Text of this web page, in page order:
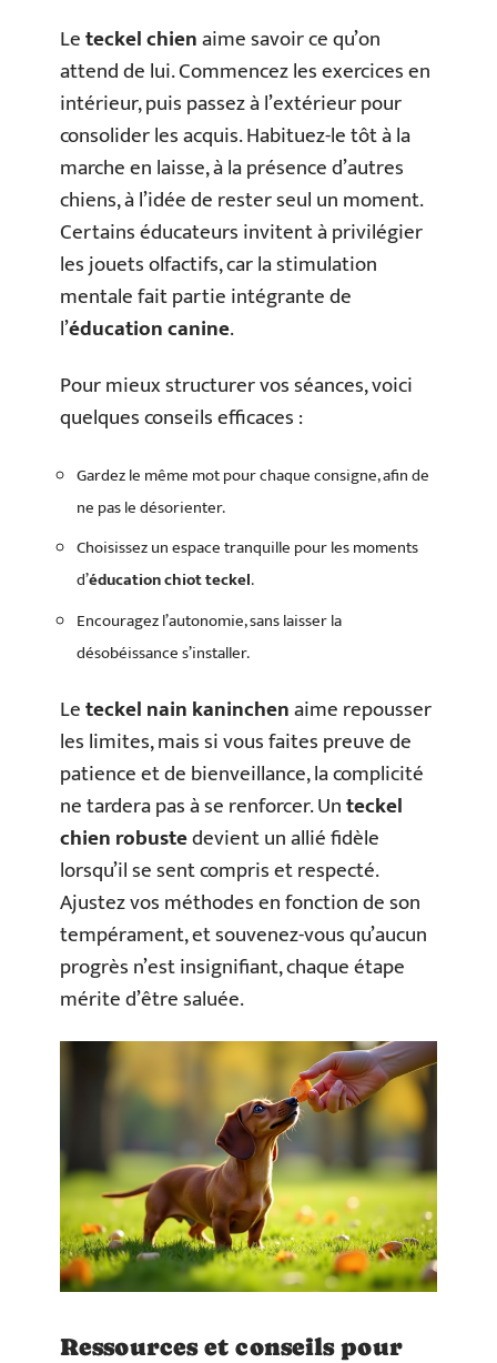
Leteckel chienaime savoir ce qu’on
attend de lui. Commencez les exercices en
intérieur, puis passez à l’extérieur pour
consolider les acquis. Habituez-le tôt à la
marche en laisse, à la présence d’autres
chiens, à l’idée de rester seul un moment.
Certains éducateurs invitent à privilégier
les jouets olfactifs, car la stimulation
mentale fait partie intégrante de
l’éducation canine.
Pour mieux structurer vos séances, voici
quelques conseils efficaces :
Gardez le même mot pour chaque consigne, afin de
ne pas le désorienter.
Choisissez un espace tranquille pour les moments
d’éducation chiot teckel.
Encouragez l’autonomie, sans laisser la
désobéissance s’installer.
Leteckel nain kaninchenaime repousser
les limites, mais si vous faites preuve de
patience et de bienveillance, la complicité
ne tardera pas à se renforcer. Unteckel
chien robustedevient un allié fidèle
lorsqu’il se sent compris et respecté.
Ajustez vos méthodes en fonction de son
tempérament, et souvenez-vous qu’aucun
progrès n’est insignifiant, chaque étape
mérite d’être saluée.
Ressources et conseils pour